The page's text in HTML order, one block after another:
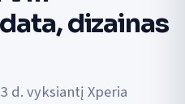
dizainas
d. vyksiantį Xperia